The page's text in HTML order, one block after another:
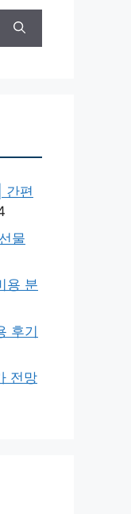
간편
물
용 분
후기
전망